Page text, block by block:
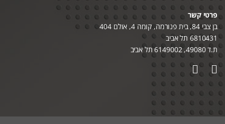
פרטי קשר
בן צבי 84, בית פנורמה, קומה 4, אולם 404
6810431 תל אביב
ת.ד 49080, 6149002 תל אביב